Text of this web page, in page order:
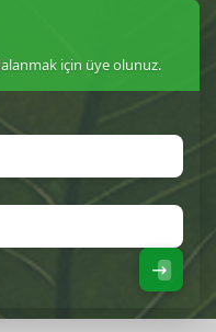
için üye olunuz.